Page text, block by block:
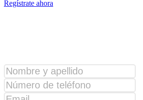
Regístrate ahora